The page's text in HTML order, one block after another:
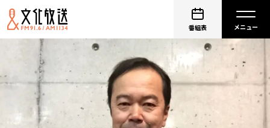
番組表